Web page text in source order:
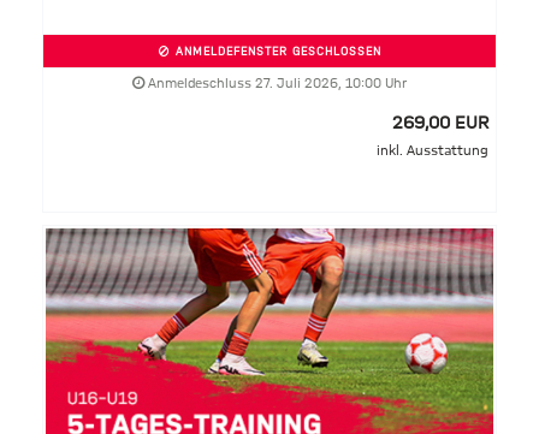
ANMELDEFENSTER GESCHLOSSEN
Anmeldeschluss 27. Juli 2026, 10:00 Uhr
269,00 EUR
inkl. Ausstattung